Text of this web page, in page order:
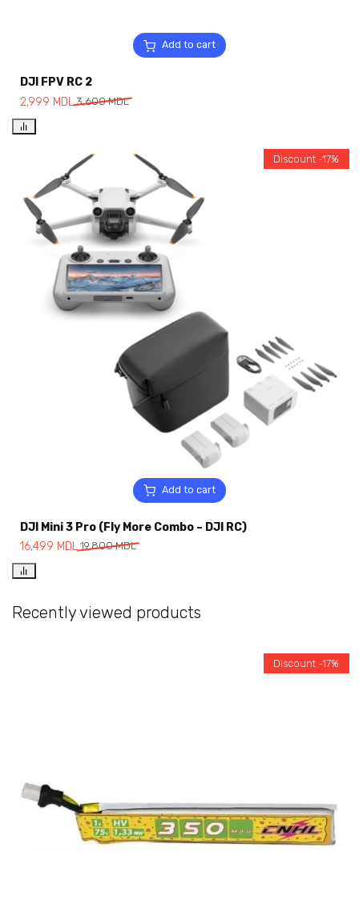
Add to cart
DJI FPV RC 2
3,600MDL
2,999 MDL
Add to cart
Discount -17%
DJI Mini 3 Pro (Fly More Combo – DJI RC)
19,800MDL
16,499 MDL
Recently viewed products
Discount -17%